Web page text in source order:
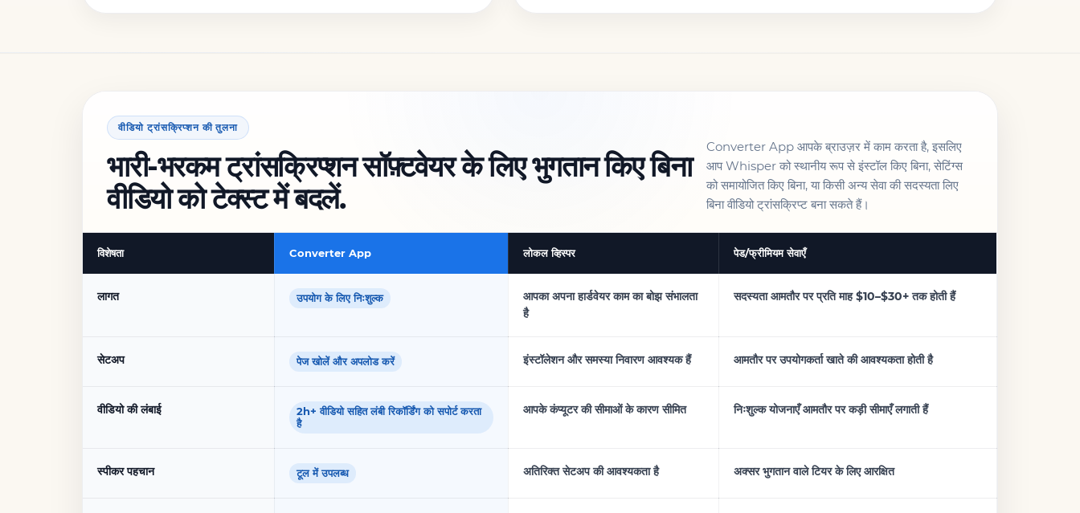
वीडियो ट्रांसक्रिप्शन की तुलना
भारी-भरकम ट्रांसक्रिप्शन सॉफ़्टवेयर के लिए भुगतान किए बिना
वीडियो को टेक्स्ट में बदलें.
Converter App आपके ब्राउज़र में काम करता है, इसलिए
आप Whisper को स्थानीय रूप से इंस्टॉल किए बिना, सेटिंग्स
को समायोजित किए बिना, या किसी अन्य सेवा की सदस्यता लिए
बिना वीडियो ट्रांसक्रिप्ट बना सकते हैं।
विशेषता Converter App लोकल व्हिस्पर पेड/फ्रीमियम सेवाएँ
लागत उपयोग के लिए निःशुल्क
आपका अपना हार्डवेयर काम का बोझ संभालता
है
सदस्यता आमतौर पर प्रति माह $10–$30+ तक होती हैं
सेटअप पेज खोलें और अपलोड करें इंस्टॉलेशन और समस्या निवारण आवश्यक हैं आमतौर पर उपयोगकर्ता खाते की आवश्यकता होती है
वीडियो की लंबाई
2h+ वीडियो सहित लंबी रिकॉर्डिंग को सपोर्ट करता
है
आपके कंप्यूटर की सीमाओं के कारण सीमित निःशुल्क योजनाएँ आमतौर पर कड़ी सीमाएँ लगाती हैं
स्पीकर पहचान टूल में उपलब्ध अतिरिक्त सेटअप की आवश्यकता है अक्सर भुगतान वाले टियर के लिए आरक्षित